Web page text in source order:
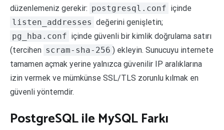
düzenlemeniz gerekir: postgresql.conf içinde
listen_addresses değerini genişletin;
pg_hba.conf içinde güvenli bir kimlik doğrulama satırı
(tercihen scram-sha-256 ) ekleyin. Sunucuyu internete
tamamen açmak yerine yalnızca güvenilir IP aralıklarına
izin vermek ve mümkünse SSL/TLS zorunlu kılmak en
güvenli yöntemdir.
PostgreSQL ile MySQL Farkı